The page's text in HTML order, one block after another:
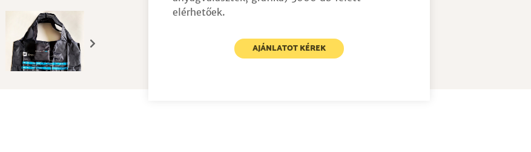
elérhetőek.
AJÁNLATOT KÉREK